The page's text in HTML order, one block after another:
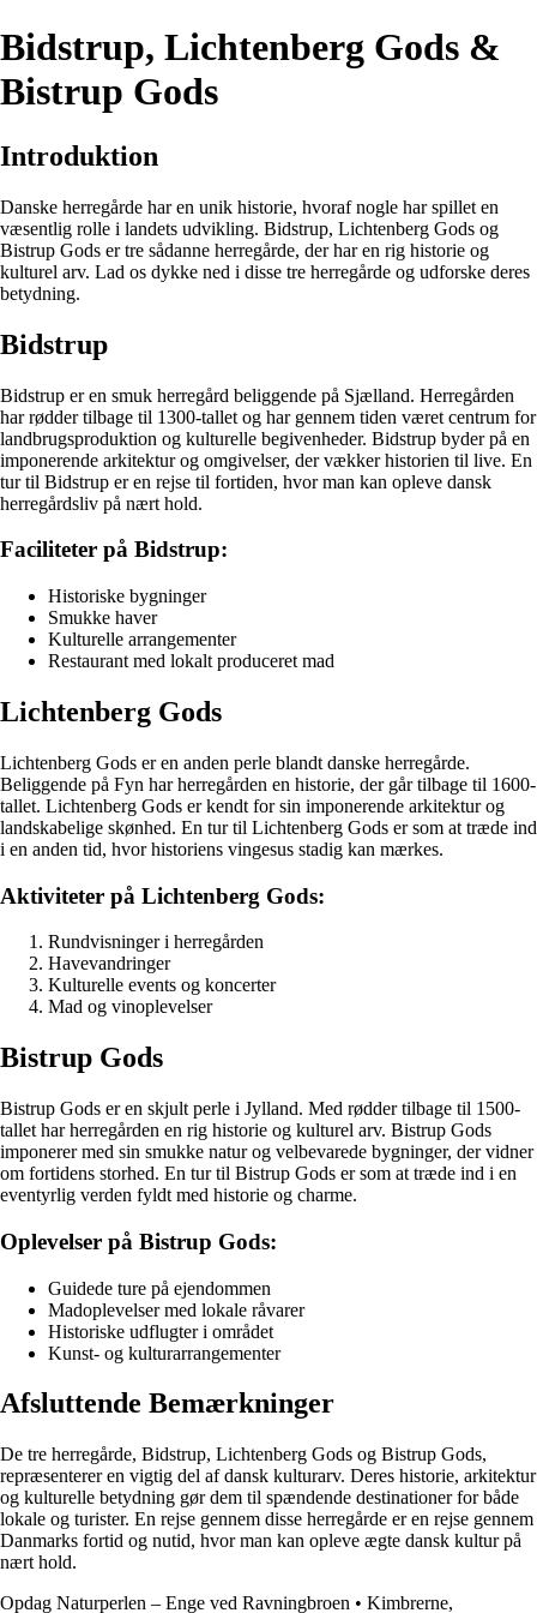
Bidstrup, Lichtenberg Gods &
Bistrup Gods
Introduktion
Danske herregårde har en unik historie, hvoraf nogle har spillet en
væsentlig rolle i landets udvikling. Bidstrup, Lichtenberg Gods og
Bistrup Gods er tre sådanne herregårde, der har en rig historie og
kulturel arv. Lad os dykke ned i disse tre herregårde og udforske deres
betydning.
Bidstrup
Bidstrup er en smuk herregård beliggende på Sjælland. Herregården
har rødder tilbage til 1300-tallet og har gennem tiden været centrum for
landbrugsproduktion og kulturelle begivenheder. Bidstrup byder på en
imponerende arkitektur og omgivelser, der vækker historien til live. En
tur til Bidstrup er en rejse til fortiden, hvor man kan opleve dansk
herregårdsliv på nært hold.
Faciliteter på Bidstrup:
Historiske bygninger
Smukke haver
Kulturelle arrangementer
Restaurant med lokalt produceret mad
Lichtenberg Gods
Lichtenberg Gods er en anden perle blandt danske herregårde.
Beliggende på Fyn har herregården en historie, der går tilbage til 1600-
tallet. Lichtenberg Gods er kendt for sin imponerende arkitektur og
landskabelige skønhed. En tur til Lichtenberg Gods er som at træde ind
i en anden tid, hvor historiens vingesus stadig kan mærkes.
Aktiviteter på Lichtenberg Gods:
Rundvisninger i herregården
Havevandringer
Kulturelle events og koncerter
Mad og vinoplevelser
Bistrup Gods
Bistrup Gods er en skjult perle i Jylland. Med rødder tilbage til 1500-
tallet har herregården en rig historie og kulturel arv. Bistrup Gods
imponerer med sin smukke natur og velbevarede bygninger, der vidner
om fortidens storhed. En tur til Bistrup Gods er som at træde ind i en
eventyrlig verden fyldt med historie og charme.
Oplevelser på Bistrup Gods:
Guidede ture på ejendommen
Madoplevelser med lokale råvarer
Historiske udflugter i området
Kunst- og kulturarrangementer
Afsluttende Bemærkninger
De tre herregårde, Bidstrup, Lichtenberg Gods og Bistrup Gods,
repræsenterer en vigtig del af dansk kulturarv. Deres historie, arkitektur
og kulturelle betydning gør dem til spændende destinationer for både
lokale og turister. En rejse gennem disse herregårde er en rejse gennem
Danmarks fortid og nutid, hvor man kan opleve ægte dansk kultur på
nært hold.
Opdag Naturperlen – Enge ved Ravningbroen • Kimbrerne,